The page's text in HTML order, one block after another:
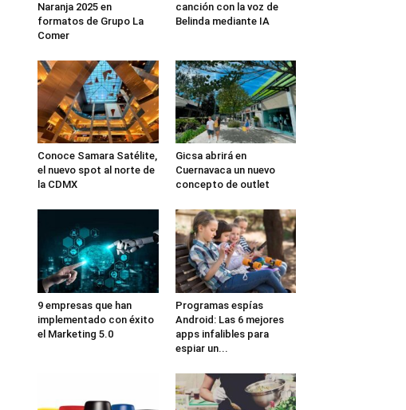
Naranja 2025 en
formatos de Grupo La
Comer
canción con la voz de
Belinda mediante IA
Conoce Samara Satélite,
el nuevo spot al norte de
la CDMX
Gicsa abrirá en
Cuernavaca un nuevo
concepto de outlet
9 empresas que han
implementado con éxito
el Marketing 5.0
Programas espías
Android: Las 6 mejores
apps infalibles para
espiar un...